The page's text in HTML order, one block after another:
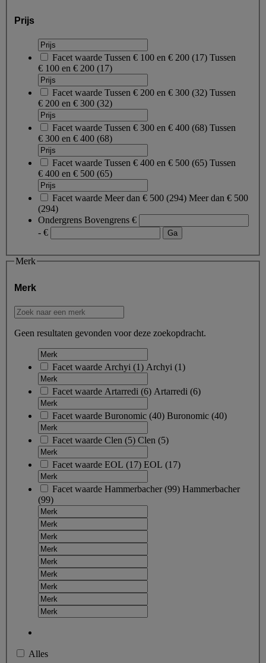
Prijs
Facet waarde Tussen € 100 en € 200 (17) Tussen
€ 100 en € 200 (17)
Facet waarde Tussen € 200 en € 300 (32) Tussen
€ 200 en € 300 (32)
Facet waarde Tussen € 300 en € 400 (68) Tussen
€ 300 en € 400 (68)
Facet waarde Tussen € 400 en € 500 (65) Tussen
€ 400 en € 500 (65)
Facet waarde Meer dan € 500 (294) Meer dan € 500
(294)
Ondergrens Bovengrens €
- €
Merk
Merk
Geen resultaten gevonden voor deze zoekopdracht.
Facet waarde Archyi (1) Archyi (1)
Facet waarde Artarredi (6) Artarredi (6)
Facet waarde Buronomic (40) Buronomic (40)
Facet waarde Clen (5) Clen (5)
Facet waarde EOL (17) EOL (17)
Facet waarde Hammerbacher(99) Hammerbacher
(99)
Alles